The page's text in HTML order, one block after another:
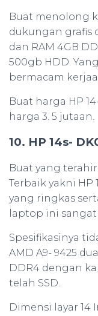
Buat menolong
dukungan grafis
dan RAM 4GB
500gb HDD.
bermacam
Buat harga HP
harga 3. 5 jutaan.
10. HP 14s-
Buat yang
Terbaik yakni HP
yang ringkas
laptop ini
Spesifikasinya
AMD A9- 9425
DDR4 dengan
telah SSD.
Dimensi layar 14